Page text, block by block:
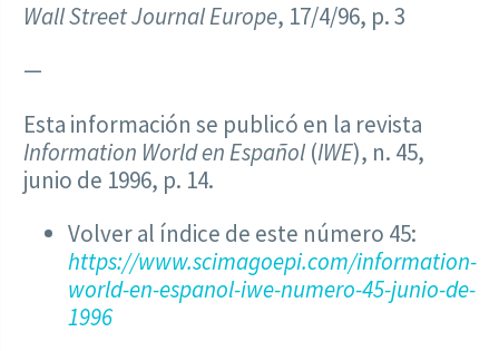
Wall Street Journal Europe, 17/4/96, p. 3
—
Esta información se publicó en la revista
Information World en Español (IWE), n. 45,
junio de 1996, p. 14.
Volver al índice de este número 45:
https://www.scimagoepi.com/information-
world-en-espanol-iwe-numero-45-junio-de-
1996